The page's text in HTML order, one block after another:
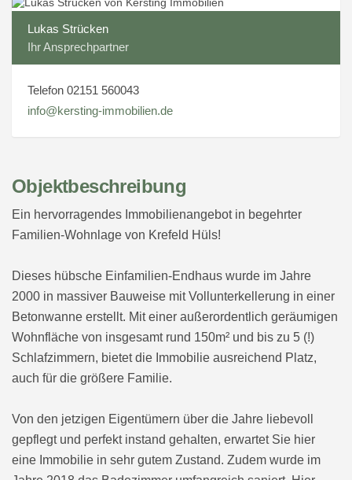
Lukas Strücken
Ihr Ansprechpartner
Telefon 02151 560043
info@kersting-immobilien.de
Objektbeschreibung
Ein hervorragendes Immobilienangebot in begehrter
Familien-Wohnlage von Krefeld Hüls!
Dieses hübsche Einfamilien-Endhaus wurde im Jahre
2000 in massiver Bauweise mit Vollunterkellerung in einer
Betonwanne erstellt. Mit einer außerordentlich geräumigen
Wohnfläche von insgesamt rund 150m² und bis zu 5 (!)
Schlafzimmern, bietet die Immobilie ausreichend Platz,
auch für die größere Familie.
Von den jetzigen Eigentümern über die Jahre liebevoll
gepflegt und perfekt instand gehalten, erwartet Sie hier
eine Immobilie in sehr gutem Zustand. Zudem wurde im